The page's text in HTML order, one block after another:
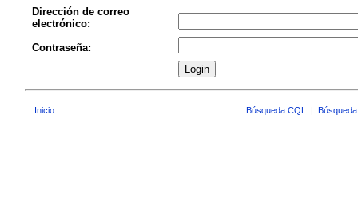
Dirección de correo
electrónico:
Contraseña:
Inicio Búsqueda CQL |